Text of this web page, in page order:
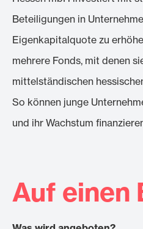
Beteiligungen in
Eigenkapitalquote zu
mehrere Fonds, mit denen
mittelständischen
So können junge
und ihr Wachstum
Auf einen